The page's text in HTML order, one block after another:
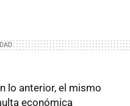
lo anterior, el mismo
económica